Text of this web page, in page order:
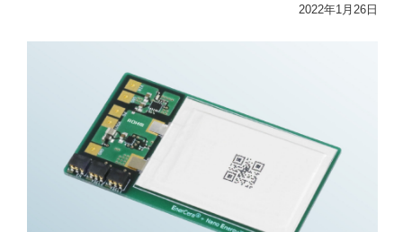
2022年1月26日